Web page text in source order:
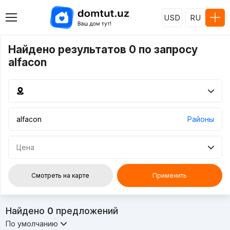
USD RU
Найдено результатов 0 по запросу
alfacon
Районы
Цена
Смотреть на карте Применить
Найдено 0 предложений
По умолчанию